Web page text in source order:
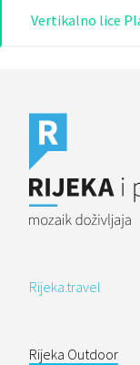
objava
Vertikalno lice
Rijeka.travel
Rijeka Outdoor